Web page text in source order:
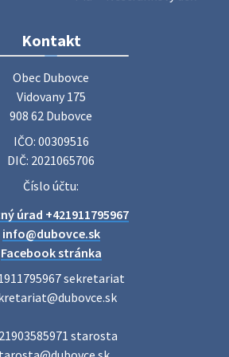
Medera
Únie žien Slovenska Dubovce
členky, ich rodinných príslušníkov aj
zájazd na termálne kúpalisko
pomoci
odborné poradenstvo. Tím
nájsť riešenie v piatich kľúčových
a v…
Kontakt
Obec Dubovce
Vidovany 175
908 62 Dubovce
IČO: 00309516
DIČ: 2021065706
Číslo účtu:
úrad +421911795967
info@dubovce.sk
Facebook stránka
sekretariat
starosta